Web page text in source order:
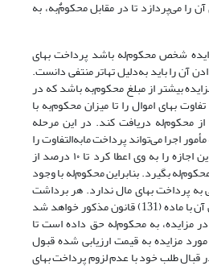
را می‌پردازد تا در مقابل محکومٌ‌به، به
شخص محکوم‌له باشد پرداخت بهای
آن را باید به‌دلیل تهاتر منتفی دانست.
بیشتر از مبلغ محکوم‌به باشد که در
بهای اموال را تا میزان محکوم‌به با
محکوم‌له دریافت کند. در این مرحله
اجرا می‌تواند پرداخت مابه‌التفاوت را
به وعده قرار دهد می‌توان این اجازه را به وی اعطا کرد تا ۱۰ درصد از
بگیرد. بنابراین محکوم‌له با وجود
پرداخت بهای مال ندارد. هر برداشت
دیگری جز این موجب تعارض آن با ماده (131) قانون مذکور خواهد شد
مزایده، به محکوم‌له حق داده است تا
مزایده به قیمت ارزیابی شده قبول
طلب خود با عدم لزوم پرداخت بهای